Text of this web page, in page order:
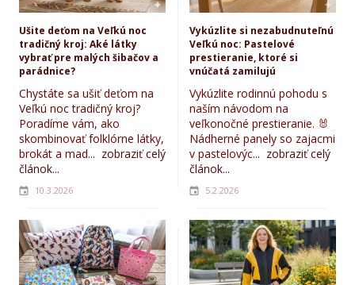
Ušite deťom na Veľkú noc
tradičný kroj: Aké látky
vybrať pre malých šibačov a
parádnice?
Chystáte sa ušiť deťom na
Veľkú noc tradičný kroj?
Poradíme vám, ako
skombinovať folklórne látky,
brokát a mad... zobraziť celý
článok...
10.3.2026
Vykúzlite si nezabudnuteľnú
Veľkú noc: Pastelové
prestieranie, ktoré si
vnúčatá zamilujú
Vykúzlite rodinnú pohodu s
naším návodom na
veľkonočné prestieranie. 🐰
Nádherné panely so zajacmi
v pastelovýc... zobraziť celý
článok...
5.2.2026